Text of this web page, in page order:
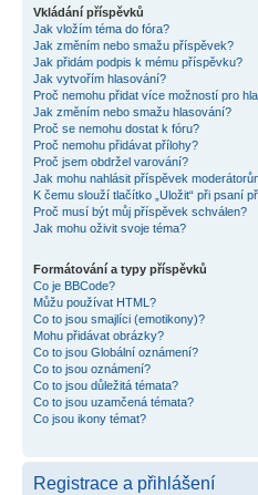
Vkládání příspěvků
Jak vložím téma do fóra?
Jak změním nebo smažu příspěvek?
Jak přidám podpis k mému příspěvku?
Jak vytvořím hlasování?
Proč nemohu přidat více možností pro
Jak změním nebo smažu hlasování?
Proč se nemohu dostat k fóru?
Proč nemohu přidávat přílohy?
Proč jsem obdržel varování?
Jak mohu nahlásit příspěvek
K čemu slouží tlačítko „Uložit“ při psaní
Proč musí být můj příspěvek schválen?
Jak mohu oživit svoje téma?
Formátování a typy příspěvků
Co je BBCode?
Můžu používat HTML?
Co to jsou smajlíci (emotikony)?
Mohu přidávat obrázky?
Co to jsou Globální oznámení?
Co to jsou oznámení?
Co to jsou důležitá témata?
Co to jsou uzamčená témata?
Co jsou ikony témat?
Registrace a přihlášení